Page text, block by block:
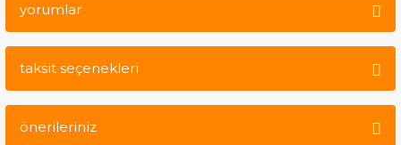
yorumlar
taksit seçenekleri
önerileriniz